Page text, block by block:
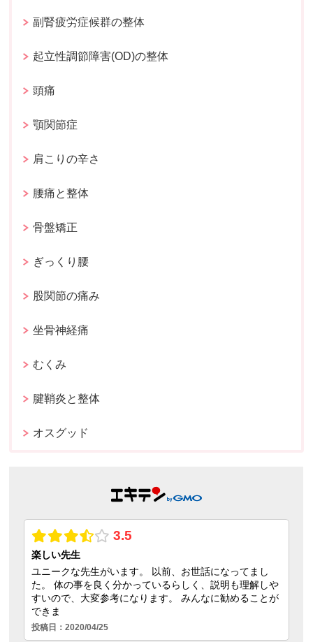
副腎疲労症候群の整体
起立性調節障害(OD)の整体
頭痛
顎関節症
肩こりの辛さ
腰痛と整体
骨盤矯正
ぎっくり腰
股関節の痛み
坐骨神経痛
むくみ
腱鞘炎と整体
オスグッド